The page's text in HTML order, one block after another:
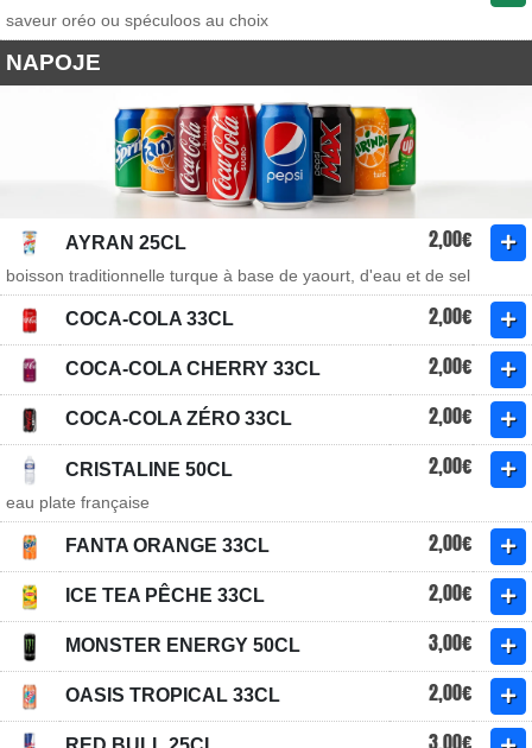
saveur oréo ou spéculoos au choix
NAPOJE
AYRAN 25CL 2,00€
boisson traditionnelle turque à base de yaourt, d'eau et de sel
COCA-COLA 33CL 2,00€
COCA-COLA CHERRY 33CL 2,00€
COCA-COLA ZÉRO 33CL 2,00€
CRISTALINE 50CL 2,00€
eau plate française
FANTA ORANGE 33CL 2,00€
ICE TEA PÊCHE 33CL 2,00€
MONSTER ENERGY 50CL 3,00€
OASIS TROPICAL 33CL 2,00€
3,00€